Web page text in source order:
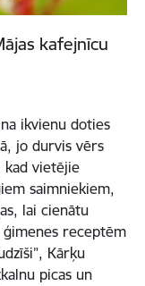
kafejnīcu
ikvienu doties
jo durvis vērs
kad vietējie
saimniekiem,
lai cienātu
receptēm
Kārķu
picas un